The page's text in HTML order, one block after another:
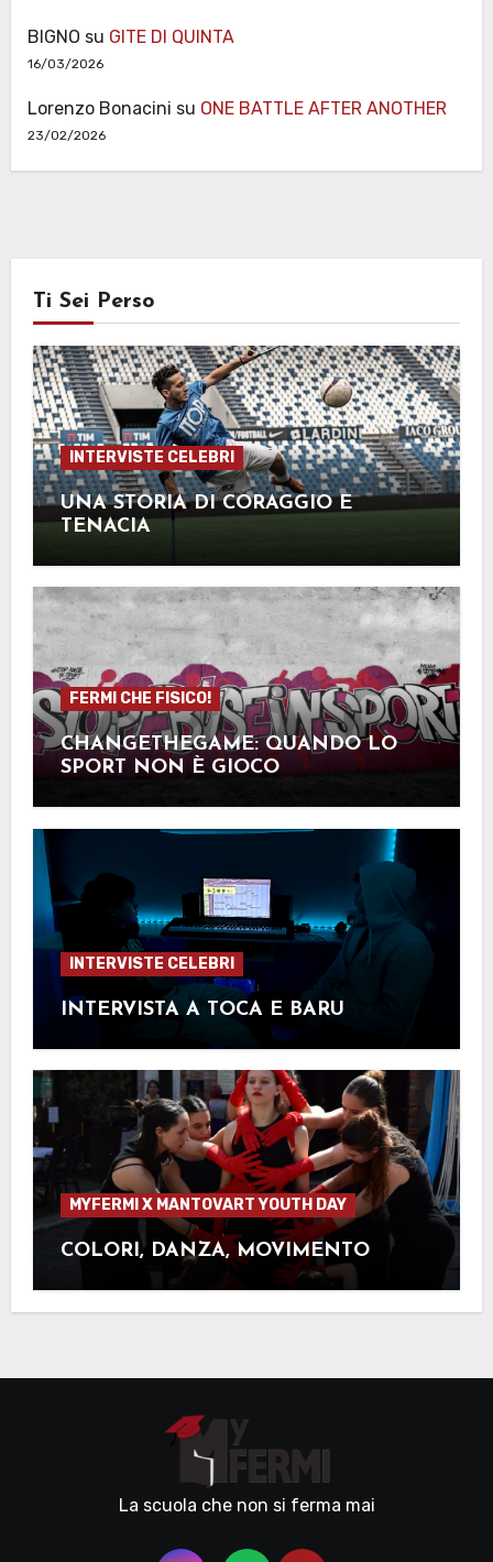
BIGNO su GITE DI QUINTA
16/03/2026
Lorenzo Bonacini su ONE BATTLE AFTER ANOTHER
23/02/2026
Ti Sei Perso
INTERVISTE CELEBRI
UNA STORIA DI CORAGGIO E
TENACIA
FERMI CHE FISICO!
CHANGETHEGAME: QUANDO LO
SPORT NON È GIOCO
INTERVISTE CELEBRI
INTERVISTA A TOCA E BARU
MYFERMI X MANTOVART YOUTH DAY
COLORI, DANZA, MOVIMENTO
La scuola che non si ferma mai